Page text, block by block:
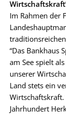
Im Rahmen der
“Das Bankhaus
am See spielt
unserer
Land stets ein
Jahrhundert